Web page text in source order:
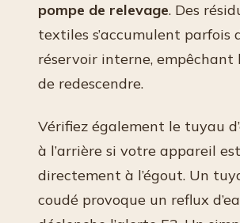
pompe de relevage. Des
textiles s’accumulent parfois
réservoir interne,
de redescendre.
Vérifiez également le tuyau
à l’arrière si votre appareil
directement à l’égout. Un
coudé provoque un reflux